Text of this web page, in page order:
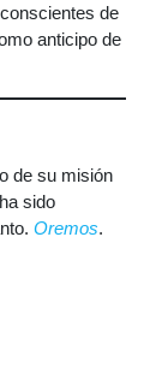
de
anticipo de
de su misión
sido
Oremos.